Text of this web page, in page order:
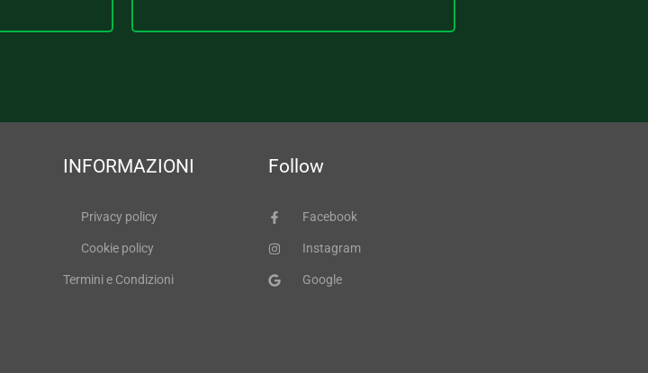
INFORMAZIONI
Privacy policy
Cookie policy
Termini e Condizioni
Follow
Facebook
Instagram
Google